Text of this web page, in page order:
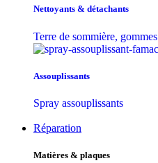
Nettoyants & détachants
Terre de sommière, gommes
Assouplissants
Spray assouplissants
Réparation
Matières & plaques